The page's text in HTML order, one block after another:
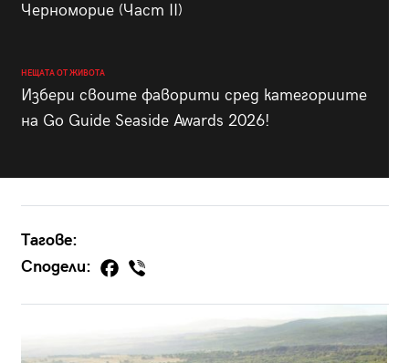
Черноморие (Част II)
НЕЩАТА ОТ ЖИВОТА
Избери своите фаворити сред категориите
на Go Guide Seaside Awards 2026!
Тагове:
Сподели: